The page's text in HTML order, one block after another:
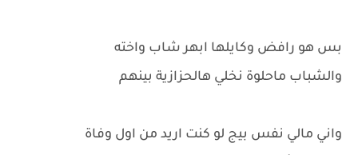
بس هو رافض وكايلها ابهر شاب واخته
والشباب ماحلوة نخلي هالحزازية بينهم
واني مالي نفس بيج لو كنت اريد من اول وفاة